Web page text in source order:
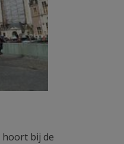
hoort bij de